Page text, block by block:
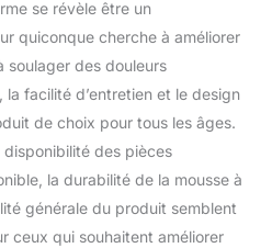
se révèle être un
quiconque cherche à améliorer
soulager des douleurs
facilité d’entretien et le design
de choix pour tous les âges.
disponibilité des pièces
la durabilité de la mousse à
générale du produit semblent
ceux qui souhaitent améliorer